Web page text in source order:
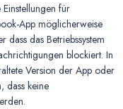
für
App möglicherweise
das Betriebssystem
blockiert. In
Version der App oder
dass keine